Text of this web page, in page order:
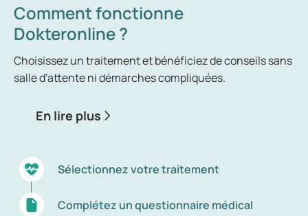
Comment fonctionne
Dokteronline ?
Choisissez un traitement et bénéficiez de conseils sans
salle d'attente ni démarches compliquées.
En lire plus
Sélectionnez votre traitement
Complétez un questionnaire médical